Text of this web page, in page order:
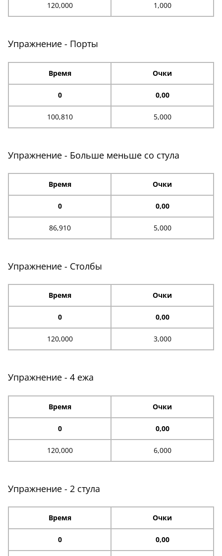
120,000 1,000
Упражнение - Порты
Время Очки
0 0,00
100,810 5,000
Упражнение - Больше меньше со стула
Время Очки
0 0,00
86,910 5,000
Упражнение - Столбы
Время Очки
0 0,00
120,000 3,000
Упражнение - 4 ежа
Время Очки
0 0,00
120,000 6,000
Упражнение - 2 стула
Время Очки
0 0,00